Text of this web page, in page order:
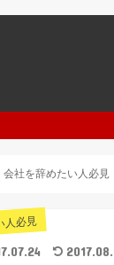
会社を辞めたい人必見
人必見